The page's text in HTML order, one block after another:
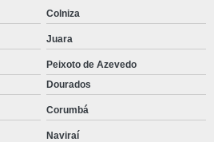
Colniza
Juara
Peixoto de Azevedo
Dourados
Corumbá
Naviraí